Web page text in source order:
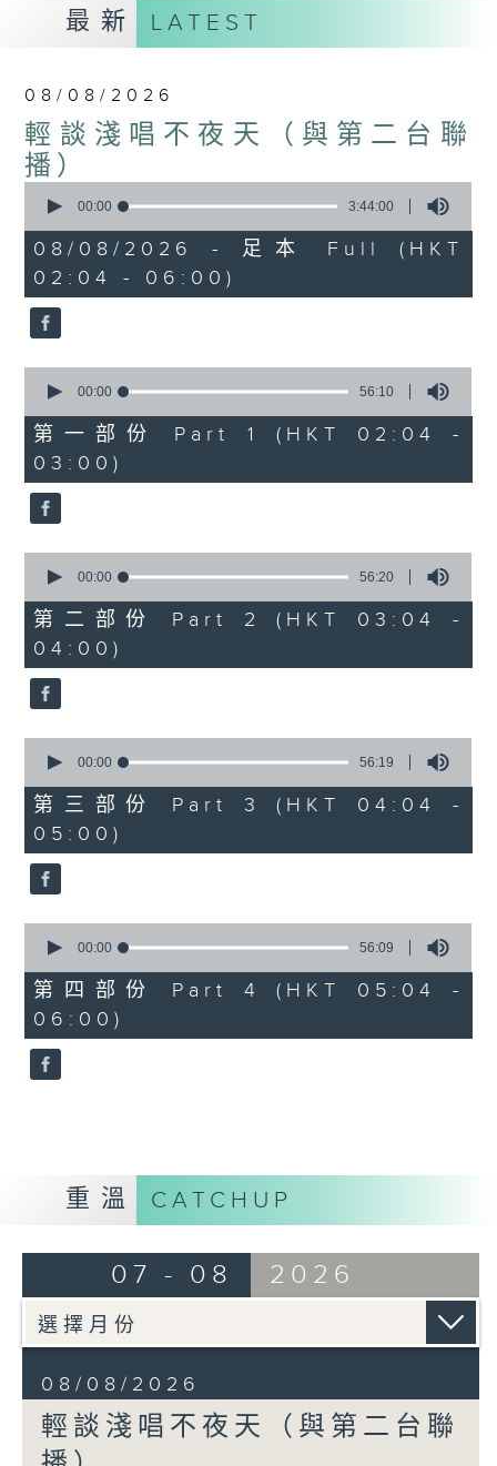
最新 LATEST
08/08/2026
輕談淺唱不夜天（與第二台聯
播）
seconds
3
hours,
44
minutes,
0
seconds
00:00 3:44:00
08/08/2026 - 足本 Full (HKT
02:04 - 06:00)
seconds
56
minutes,
10
seconds
00:00 56:10
第一部份 Part 1 (HKT 02:04 -
03:00)
seconds
56
minutes,
20
seconds
00:00 56:20
第二部份 Part 2 (HKT 03:04 -
04:00)
seconds
56
minutes,
19
seconds
00:00 56:19
第三部份 Part 3 (HKT 04:04 -
05:00)
seconds
56
minutes,
9
seconds
00:00 56:09
第四部份 Part 4 (HKT 05:04 -
06:00)
重溫 CATCHUP
07 - 08 2026
08/08/2026
輕談淺唱不夜天（與第二台聯